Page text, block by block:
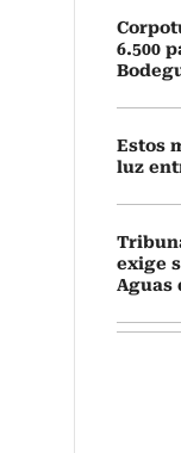
6.500
Estos
luz
exige
Aguas